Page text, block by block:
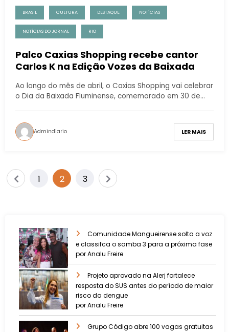
BRASIL CULTURA DESTAQUE NOTÍCIAS
NOTÍCIAS DO JORNAL RIO
Palco Caxias Shopping recebe cantor
Carlos K na Edição Vozes da Baixada
Ao longo do mês de abril, o Caxias Shopping vai celebrar
o Dia da Baixada Fluminense, comemorado em 30 de…
Admindiario LER MAIS
1 2 3
Comunidade Mangueirense solta a voz
e classifca o samba 3 para a próxima fase
por Analu Freire
Projeto aprovado na Alerj fortalece
resposta do SUS antes do período de maior
risco da dengue
por Analu Freire
Grupo Código abre 100 vagas gratuitas